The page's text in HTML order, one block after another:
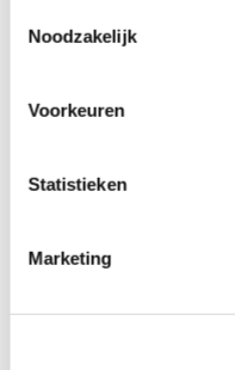
Noodzakelijk
Voorkeuren
Statistieken
Marketing